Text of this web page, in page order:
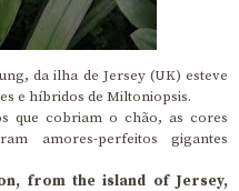
da ilha de Jersey (UK) esteve
e híbridos de Miltoniopsis.
que cobriam o chão, as cores
amores-perfeitos gigantes
from the island of Jersey,